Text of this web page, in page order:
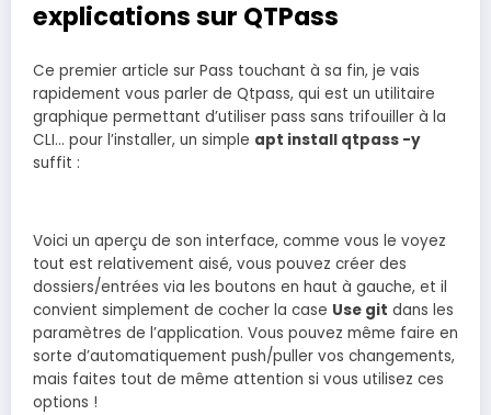
explications sur QTPass
Ce premier article sur Pass touchant à sa fin, je vais
rapidement vous parler de Qtpass, qui est un utilitaire
graphique permettant d’utiliser pass sans trifouiller à la
CLI… pour l’installer, un simple apt install qtpass -y
suffit :
Voici un aperçu de son interface, comme vous le voyez
tout est relativement aisé, vous pouvez créer des
dossiers/entrées via les boutons en haut à gauche, et il
convient simplement de cocher la case Use git dans les
paramètres de l’application. Vous pouvez même faire en
sorte d’automatiquement push/puller vos changements,
mais faites tout de même attention si vous utilisez ces
options !